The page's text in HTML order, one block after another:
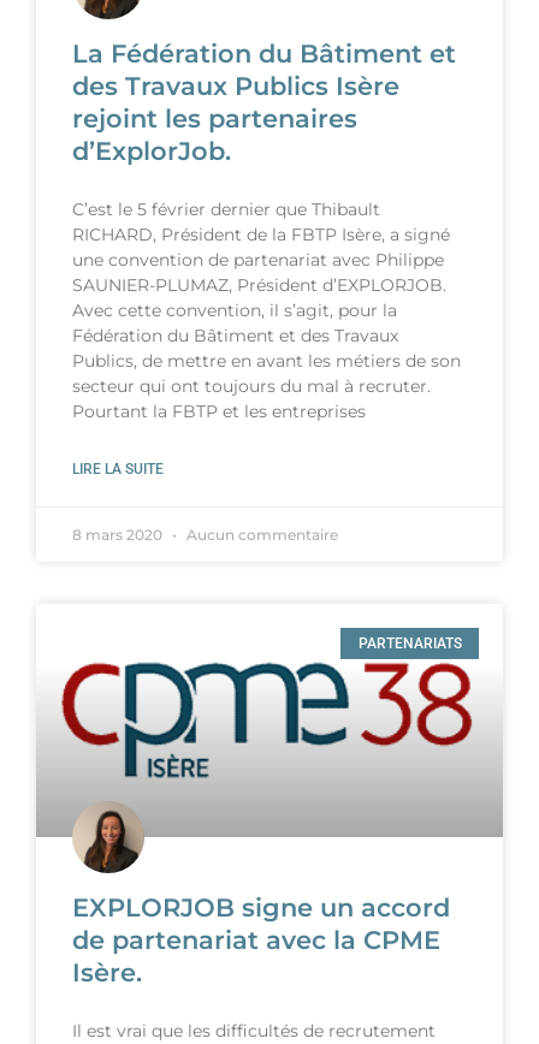
La Fédération du Bâtiment et
des Travaux Publics Isère
rejoint les partenaires
d’ExplorJob.
C’est le 5 février dernier que Thibault
RICHARD, Président de la FBTP Isère, a signé
une convention de partenariat avec Philippe
SAUNIER-PLUMAZ, Président d’EXPLORJOB.
Avec cette convention, il s’agit, pour la
Fédération du Bâtiment et des Travaux
Publics, de mettre en avant les métiers de son
secteur qui ont toujours du mal à recruter.
Pourtant la FBTP et les entreprises
LIRE LA SUITE
8 mars 2020 Aucun commentaire
PARTENARIATS
EXPLORJOB signe un accord
de partenariat avec la CPME
Isère.
Il est vrai que les difficultés de recrutement